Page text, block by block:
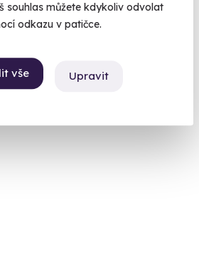
souhlas můžete kdykoliv odvolat
odkazu v patičce.
vše Upravit